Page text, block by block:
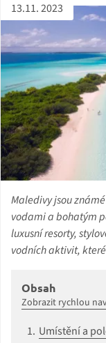
13.11. 2023
Maledivy jsou
vodami a bohatým
luxusní resorty,
vodních aktivit,
Obsah
Zobrazit rychlou
Umístění a